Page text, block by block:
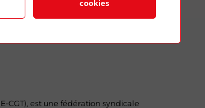
CGT), est une fédération syndicale
cookies